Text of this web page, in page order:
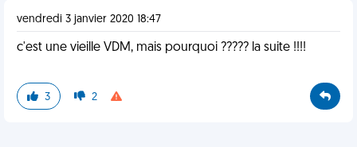
vendredi 3 janvier 2020 18:47
c'est une vieille VDM, mais pourquoi ????? la suite !!!!
3 2